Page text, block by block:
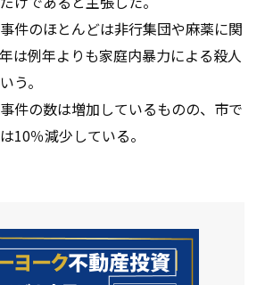
件のほとんどは非行集団や麻薬に関
は例年よりも家庭内暴力による殺人
う。
件の数は増加しているものの、市で
10％減少している。